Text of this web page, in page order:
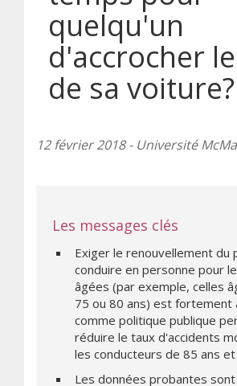
quelqu'un
d'accrocher
de sa voiture?
12 février 2018 - Université
Les messages clés
Exiger le renouvellement du
conduire en personne pour
âgées (par exemple, celles
75 ou 80 ans) est fortement
comme politique publique
réduire le taux d'accidents
les conducteurs de 85 ans et
Les données probantes